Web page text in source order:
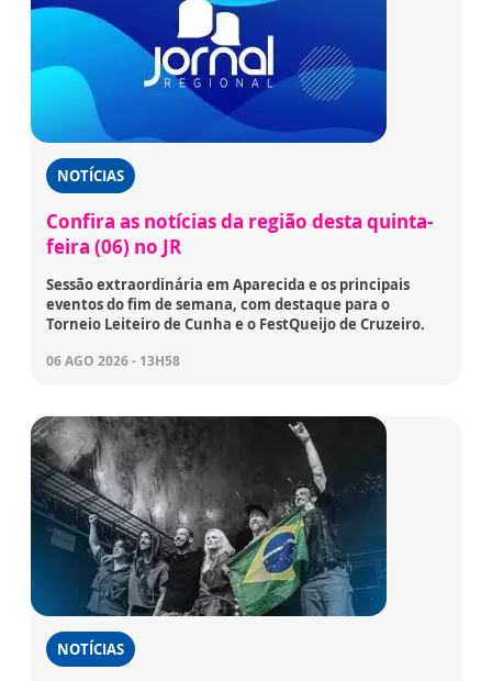
NOTÍCIAS
Confira as notícias da região desta quinta-
feira (06) no JR
Sessão extraordinária em Aparecida e os principais
eventos do fim de semana, com destaque para o
Torneio Leiteiro de Cunha e o FestQueijo de Cruzeiro.
06 AGO 2026 - 13H58
NOTÍCIAS